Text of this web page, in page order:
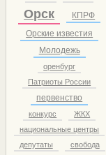
Орск
КПРФ
Орские известия
Молодежь
оренбург
Патриоты России
первенство
конкурс
ЖКХ
национальные центры
депутаты
свобода